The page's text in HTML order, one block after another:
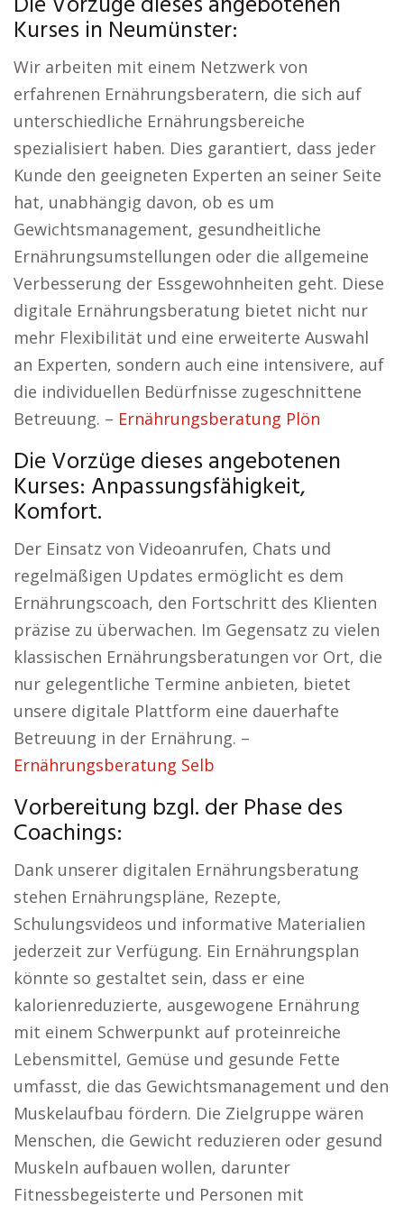
Kurses in Neumünster:
Wir arbeiten mit einem Netzwerk von
erfahrenen Ernährungsberatern, die sich auf
unterschiedliche Ernährungsbereiche
spezialisiert haben. Dies garantiert, dass jeder
Kunde den geeigneten Experten an seiner Seite
hat, unabhängig davon, ob es um
Gewichtsmanagement, gesundheitliche
Ernährungsumstellungen oder die allgemeine
Verbesserung der Essgewohnheiten geht. Diese
digitale Ernährungsberatung bietet nicht nur
mehr Flexibilität und eine erweiterte Auswahl
an Experten, sondern auch eine intensivere, auf
die individuellen Bedürfnisse zugeschnittene
Betreuung. – Ernährungsberatung Plön
Die Vorzüge dieses angebotenen
Kurses: Anpassungsfähigkeit,
Komfort.
Der Einsatz von Videoanrufen, Chats und
regelmäßigen Updates ermöglicht es dem
Ernährungscoach, den Fortschritt des Klienten
präzise zu überwachen. Im Gegensatz zu vielen
klassischen Ernährungsberatungen vor Ort, die
nur gelegentliche Termine anbieten, bietet
unsere digitale Plattform eine dauerhafte
Betreuung in der Ernährung. –
Ernährungsberatung Selb
Vorbereitung bzgl. der Phase des
Coachings:
Dank unserer digitalen Ernährungsberatung
stehen Ernährungspläne, Rezepte,
Schulungsvideos und informative Materialien
jederzeit zur Verfügung. Ein Ernährungsplan
könnte so gestaltet sein, dass er eine
kalorienreduzierte, ausgewogene Ernährung
mit einem Schwerpunkt auf proteinreiche
Lebensmittel, Gemüse und gesunde Fette
umfasst, die das Gewichtsmanagement und den
Muskelaufbau fördern. Die Zielgruppe wären
Menschen, die Gewicht reduzieren oder gesund
Muskeln aufbauen wollen, darunter
Fitnessbegeisterte und Personen mit